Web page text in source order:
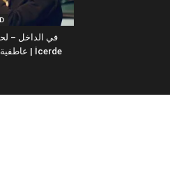
عاطفية بين ميرت و ايلام | İcerde